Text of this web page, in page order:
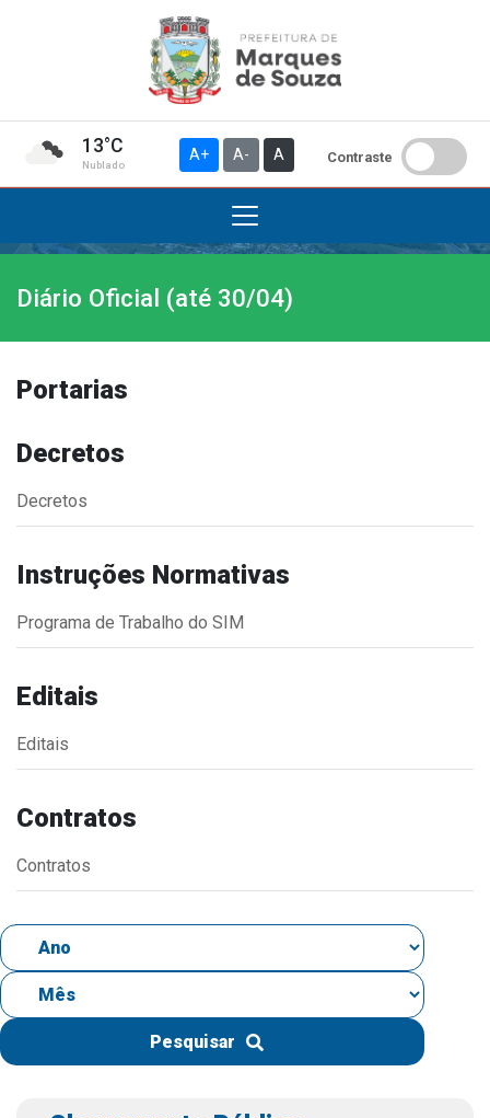
13°C
Nublado
A+ A- A Contraste
Institucional
A Prefeitura
Gabinete do Prefeito
História do Município
Secretarias
Agricultura e Meio Ambiente
Assistência Social
Obras
IPTU 2026
Nota Fiscal Eletrônica
Portal do Cidadão
Diário Oficial (até 30/04)
Portarias
Decretos
Decretos
Instruções Normativas
Programa de Trabalho do SIM
Editais
Editais
Contratos
Contratos
Pesquisar